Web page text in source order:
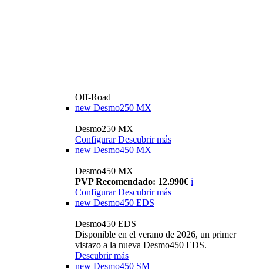
Off-Road
new Desmo250 MX
Desmo250 MX
Configurar Descubrir más
new Desmo450 MX
Desmo450 MX
PVP Recomendado: 12.990€ i
Configurar Descubrir más
new Desmo450 EDS
Desmo450 EDS
Disponible en el verano de 2026, un primer
vistazo a la nueva Desmo450 EDS.
Descubrir más
new Desmo450 SM